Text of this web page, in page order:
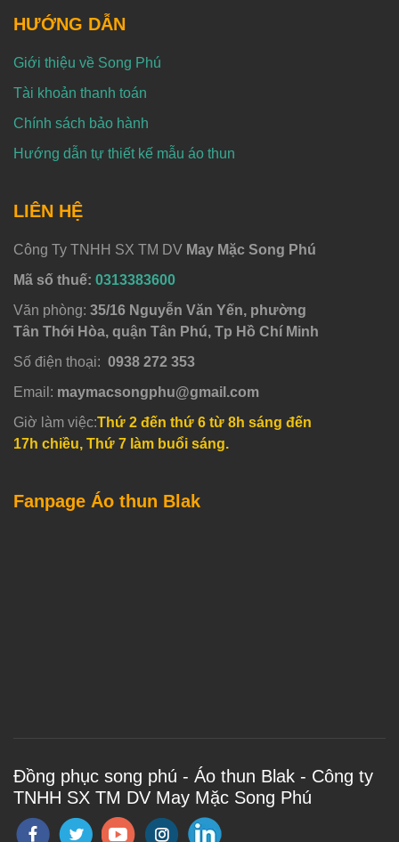
HƯỚNG DẪN
Giới thiệu về Song Phú
Tài khoản thanh toán
Chính sách bảo hành
Hướng dẫn tự thiết kế mẫu áo thun
LIÊN HỆ
Công Ty TNHH SX TM DV May Mặc Song Phú
Mã số thuế: 0313383600
Văn phòng: 35/16 Nguyễn Văn Yến, phường
Tân Thới Hòa, quận Tân Phú, Tp Hồ Chí Minh
Số điện thoại: 0938 272 353
Email: maymacsongphu@gmail.com
Giờ làm việc:Thứ 2 đến thứ 6 từ 8h sáng đến
17h chiều, Thứ 7 làm buổi sáng.
Fanpage Áo thun Blak
Đồng phục song phú - Áo thun Blak - Công ty
TNHH SX TM DV May Mặc Song Phú